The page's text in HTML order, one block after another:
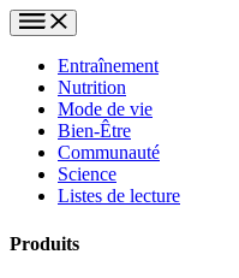
Entraînement
Nutrition
Mode de vie
Bien-Être
Communauté
Science
Listes de lecture
Produits